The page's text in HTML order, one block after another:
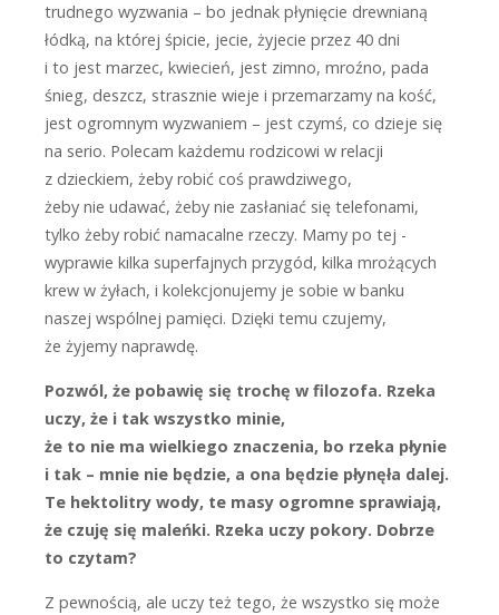
trudnego wyzwania – bo jednak płynięcie drewnianą
łódką, na której śpicie, jecie, żyjecie przez 40 dni
i to jest marzec, kwiecień, jest zimno, mroźno, pada
śnieg, deszcz, strasznie wieje i przemarzamy na kość,
jest ogromnym wyzwaniem – jest czymś, co dzieje się
na serio. Polecam każdemu rodzicowi w relacji
z dzieckiem, żeby robić coś prawdziwego,
żeby nie udawać, żeby nie zasłaniać się telefonami,
tylko żeby robić namacalne rzeczy. Mamy po tej ­
wyprawie kilka superfajnych przygód, kilka mrożących
krew w żyłach, i ­kolekcjonujemy je sobie w banku
naszej wspólnej pamięci. Dzięki temu czujemy,
że żyjemy naprawdę.
Pozwól, że pobawię się trochę w filozofa. Rzeka
uczy, że i tak wszystko minie,
że to nie ma wielkiego znaczenia, bo rzeka płynie
i tak – mnie nie będzie, a ona będzie płynęła dalej.
Te hektolitry wody, te masy ogromne sprawiają,
że czuję się maleńki. Rzeka uczy pokory. Dobrze
to czytam?
Z pewnością, ale uczy też tego, że wszystko się może